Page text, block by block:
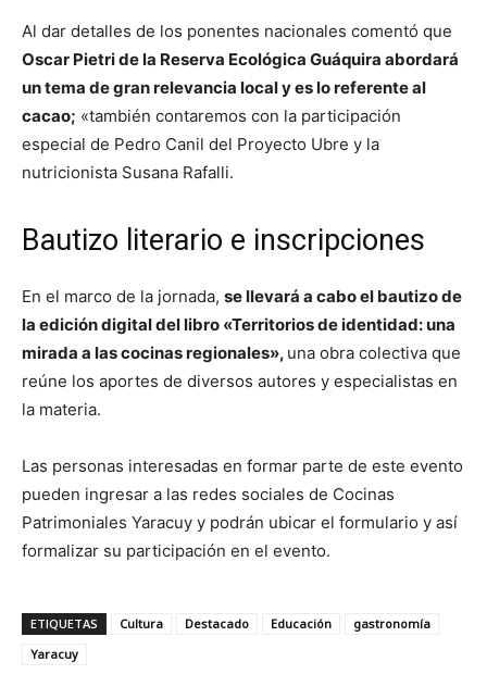
Al dar detalles de los ponentes nacionales comentó que
Oscar Pietri de la Reserva Ecológica Guáquira abordará
un tema de gran relevancia local y es lo referente al
cacao; «también contaremos con la participación
especial de Pedro Canil del Proyecto Ubre y la
nutricionista Susana Rafalli.
Bautizo literario e inscripciones
En el marco de la jornada, se llevará a cabo el bautizo de
la edición digital del libro «Territorios de identidad: una
mirada a las cocinas regionales», una obra colectiva que
reúne los aportes de diversos autores y especialistas en
la materia.
Las personas interesadas en formar parte de este evento
pueden ingresar a las redes sociales de Cocinas
Patrimoniales Yaracuy y podrán ubicar el formulario y así
formalizar su participación en el evento.
ETIQUETAS Cultura Destacado Educación
gastronomía
Yaracuy